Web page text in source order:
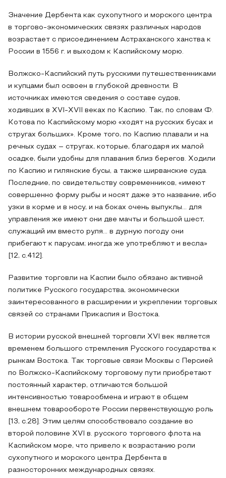
Значение Дербента как сухопутного и морского центра
в торгово-экономических связях различных народов
возрастает с присоединением Астраханского ханства к
России в 1556 г. и выходом к Каспийскому морю.
Волжско-Каспийский путь русскими путешественниками
и купцами был освоен в глубокой древности. В
источниках имеются сведения о составе судов,
ходивших в XVI-XVII веках по Каспию. Так, по словам Ф.
Котова по Каспийскому морю «ходят на русских бусах и
стругах больших». Кроме того, по Каспию плавали и на
речных судах – стругах, которые, благодаря их малой
осадке, были удобны для плавания близ берегов. Ходили
по Каспию и гилянские бусы, а также ширванские суда.
Последние, по свидетельству современников, «имеют
совершенно форму рыбы и носят даже это название, ибо
узки в корме и в носу, и на боках очень выпуклы... для
управления же имеют они две мачты и большой шест,
служащий им вместо руля... в дурную погоду они
прибегают к парусам; иногда же употребляют и весла»
[12, с.412].
Развитие торговли на Каспии было обязано активной
политике Русского государства, экономически
заинтересованного в расширении и укреплении торговых
связей со странами Прикаспия и Востока.
В истории русской внешней торговли XVI век является
временем большого стремления Русского государства к
рынкам Востока. Так торговые связи Москвы с Персией
по Волжско-Каспийскому торговому пути приобретают
постоянный характер, отличаются большой
интенсивностью товарообмена и играют в общем
внешнем товарообороте России первенствующую роль
[13, с.28]. Этим целям способствовало создание во
второй половине XVI в. русского торгового флота на
Каспийском море, что привело к возрастанию роли
сухопутного и морского центра Дербента в
разносторонних международных связях.